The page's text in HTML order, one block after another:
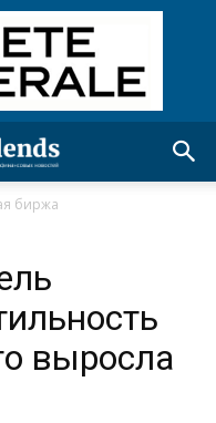
биржа
выросла